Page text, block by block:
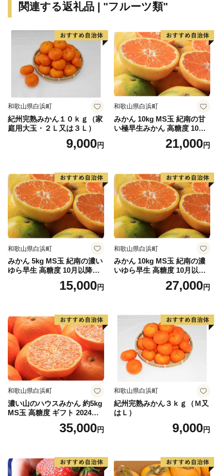
関連する返礼品 | "フルーツ類"
和歌山県白浜町
紀州完熟みかん１０ｋｇ（家
庭用大玉・２Ｌ又は３Ｌ）
9,000円
和歌山県白浜町
みかん 10kg MS玉 紀南の甘
い極早生みかん 高糖度 10月
以降発送 マルチ被覆栽培
21,000円
和歌山県白浜町
みかん 5kg MS玉 紀南の濃い
ゆら早生 高糖度 10月以降発
送 マルチ被覆栽培15,000円
和歌山県白浜町
みかん 10kg MS玉 紀南の濃
いゆら早生 高糖度 10月以降
発送 マルチ被覆栽培27,000円
和歌山県白浜町
濃い山のハウスみかん 約5kg
MS玉 高糖度 ギフト 2024年7
35,000円
和歌山県白浜町
紀州完熟みかん３ｋｇ（Ｍ又
はＬ）
9,000円